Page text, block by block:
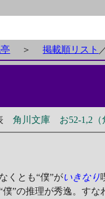
＞ 掲載順リスト
表角川文庫 お52-1,2（
くとも“僕”がいきなり
僕”の推理が秀逸。す